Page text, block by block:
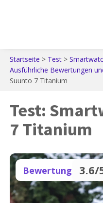
Startseite > Test >
Ausführliche Bewertungen
Suunto 7 Titanium
Test:
7 Titanium
Bewertung 3.6/